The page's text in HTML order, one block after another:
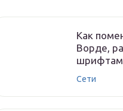
Как
Ворде,
Сети